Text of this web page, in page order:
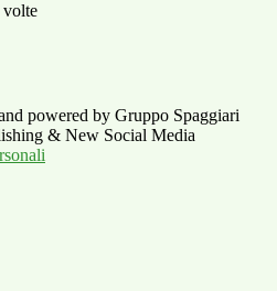
volte
powered by Gruppo Spaggiari
& New Social Media